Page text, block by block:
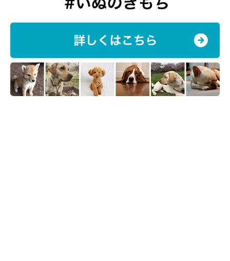
関連記事:
ン！ 「行動の理由」に思わずほっこり
紹介するのは、X（旧Twitter）ユーザー@kuroshibaazukiさんの愛
犬・あずきちゃん（柴犬）。「回すものはオヤツが出てくる仕様だ
懸命回すあずきちゃんの姿が映っていました。純粋すぎるあずきち
ゃんの姿をご覧ください！
写真提供・取材協力／ @kuroshibaazukiさん／X（旧Twitter）
（監修：いぬのきもち獣医師相談室 獣医師・岡本りさ先生）
※この記事は投稿者さまにご了承をいただいたうえで制作してい